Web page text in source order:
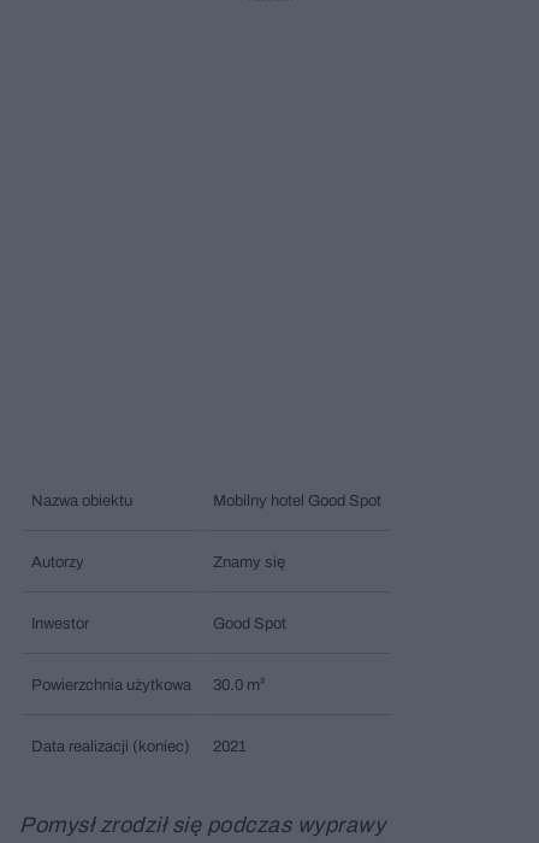
Nazwa obiektu Mobilny hotel Good Spot
Autorzy Znamy się
Inwestor Good Spot
Powierzchnia użytkowa 30.0 m²
Data realizacji (koniec) 2021
Pomysł zrodził się podczas wyprawy